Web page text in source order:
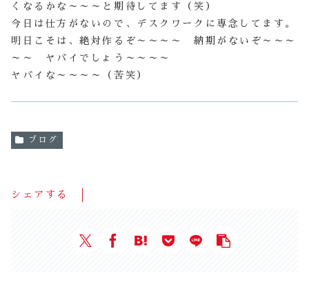
くなるかな～～～と期待してます（笑）
今日は仕方がないので、デスクワークに専念してます。
明日こそは、絶対作るぞ～～～～ 納期がないぞ～～～
～～ ヤバイでしょう～～～～
ヤバイな～～～～（苦笑）
ブログ
シェアする